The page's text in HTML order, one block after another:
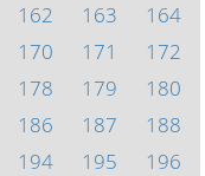
162 163
164
170 171
172
178 179
180
186 187
188
194 195
196